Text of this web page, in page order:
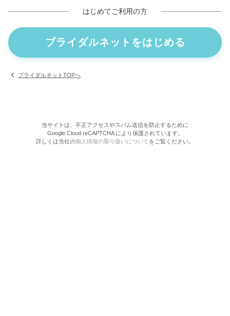
はじめてご利用の方
ブライダルネットをはじめる
ブライダルネットTOPへ
当サイトは、不正アクセスやスパム送信を防止するために
Google Cloud reCAPTCHA により保護されています。
詳しくは当社の個人情報の取り扱いについてをご覧ください。